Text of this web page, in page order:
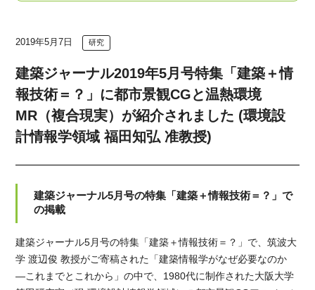
2019年5月7日 研究
建築ジャーナル2019年5月号特集「建築＋情
報技術＝？」に都市景観CGと温熱環境
MR（複合現実）が紹介されました (環境設
計情報学領域 福田知弘 准教授)
建築ジャーナル5月号の特集「建築＋情報技術＝？」で
の掲載
建築ジャーナル5月号の特集「建築＋情報技術＝？」で、筑波大
学 渡辺俊 教授がご寄稿された「建築情報学がなぜ必要なのか
―これまでとこれから」の中で、1980代に制作された大阪大学